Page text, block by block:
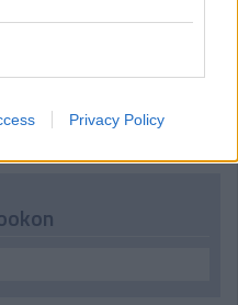
Privacy Policy
Podcast